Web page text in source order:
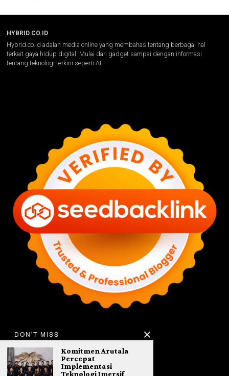
HYBRID.CO.ID
Hybrid.co.id adalah media online yang membahas tentang berbagai hal
terkait gaya hidup digital. Mulai dari gadget sampai dengan informasi
tentang teknologi terkini seperti AI.
DON'T MISS
Komitmen Arutala
Percepat
Implementasi
Teknologi Imersif